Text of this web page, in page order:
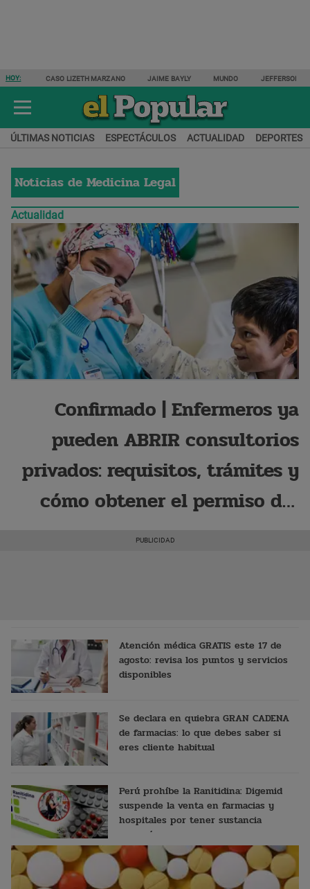
HOY: CASO LIZETH MARZANO JAIME BAYLY MUNDO JEFFERSON
ÚLTIMAS NOTICIAS ESPECTÁCULOS ACTUALIDAD DEPORTES
Noticias de Medicina Legal
Actualidad
Confirmado | Enfermeros ya
pueden ABRIR consultorios
privados: requisitos, trámites y
cómo obtener el permiso del
Atención médica GRATIS este 17 de
agosto: revisa los puntos y servicios
disponibles
Se declara en quiebra GRAN CADENA
de farmacias: lo que debes saber si
eres cliente habitual
Perú prohíbe la Ranitidina: Digemid
suspende la venta en farmacias y
hospitales por tener sustancia
cancerígena